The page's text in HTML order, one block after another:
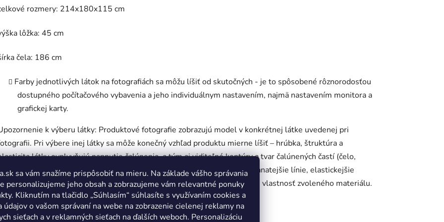
sa vám snažíme prispôsobiť na mieru. Na základe vášho správania
personalizujeme jeho obsah a zobrazujeme vám relevantné ponuky
Kliknutím na tlačidlo „Súhlasím“ súhlasíte s využívaním cookies a
údajov o vašom správaní na webe na zobrazenie cielenej reklamy na
sieťach a v reklamných sieťach na ďalších weboch. Personalizáciu
rozmery: 214x180x115 cm
lôžka: 45 cm
čela: 186 cm
Farby jednotlivých látok na fotografiách sa môžu líšiť od skutočných - je to spôsobené rôznorodosťou
dostupného počítačového vybavenia a jeho individuálnym nastavením, najmä nastavením monitora a
grafickej karty.
k výberu látky: Produktové fotografie zobrazujú model v konkrétnej látke uvedenej pri
Pri výbere inej látky sa môže konečný vzhľad produktu mierne líšiť – hrúbka, štruktúra a
látky ovplyvňujú napnutie čalúnenia, a tým aj viditeľné kontúry a tvar čalúnených častí (čelo,
prešívanie). Menej elastické a hrubšie látky vytvárajú pevnejšie a hranatejšie línie, elastickejšie
vernejšie kopírujú oblé tvary. Nejde o výrobnú vadu, ale o prirodzenú vlastnosť zvoleného materiálu.
Súvisiaci tovar